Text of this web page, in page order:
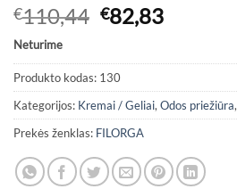
€110,44 Original
price
was:
€110,44.
€82,83Current
is:
Neturime
Produkto kodas: 130
Kategorijos: Kremai / Geliai, Odos priežiūra,
Prekės ženklas: FILORGA